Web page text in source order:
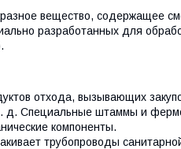
вещество, содержащее
разработанных для
отхода, вызывающих
д. Специальные штаммы и
компоненты.
трубопроводы